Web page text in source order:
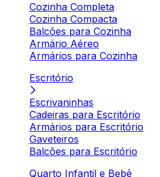
Cozinha Completa
Cozinha Compacta
Balcões para Cozinha
Armário Aéreo
Armários para Cozinha
Escritório
Escrivaninhas
Cadeiras para Escritório
Armários para Escritório
Gaveteiros
Balcões para Escritório
Quarto Infantil e Bebê